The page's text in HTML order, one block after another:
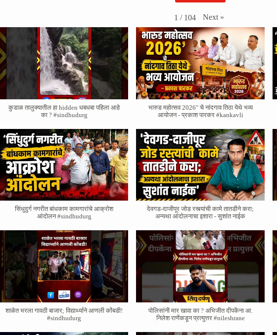
1 / 104 Next »
कुडाळ तालुक्यातील हा hidden धबधबा पहिला आहे
का ? #sindhudurg
भारुड महोत्सव 2026" चे नांदगाव तिठा येथे भव्य
आयोजन - प्रकाश पारकर #kankavli
सिंधुदुर्ग नगरीत बांधकाम कामगारांचे आक्रोश
आंदोलन #sindhudurg
देवगड-दाजीपूर जोड रस्त्यांची कामे तातडीने करा;
अन्यथा आंदोलनाचा इशारा - सुशांत नाईक
शाळेत भरला गावठी बाजार; विद्यार्थ्याने आणली कोंबडी!
#sindhudurg
पोलिसांनी मार खावा का ? अभिजीत दीपकेंना आ.
निलेश राणेंकडून प्रत्युत्तर #nileshrane